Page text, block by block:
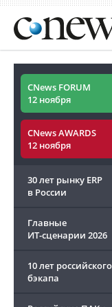
CNews FORUM
12 ноября
CNews AWARDS
12 ноября
30 лет рынку ERP
в России
Главные
ИТ-сценарии 2026
10 лет российского
бэкапа